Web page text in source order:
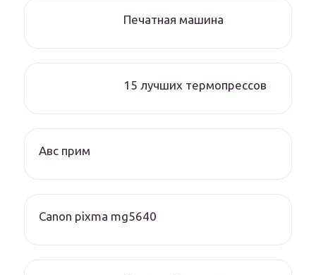
Печатная машина
15 лучших термопрессов
Авс прим
Canon pixma mg5640